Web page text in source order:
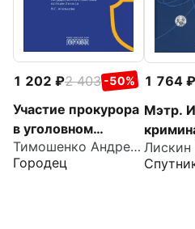
1 202 2 403 -50%
Участие прокурора
в уголовном
преследовании в
Российской
Тимошенко Андрей Анатольевич
Городец
1 764
Мэтр.
плюс…
эпопея